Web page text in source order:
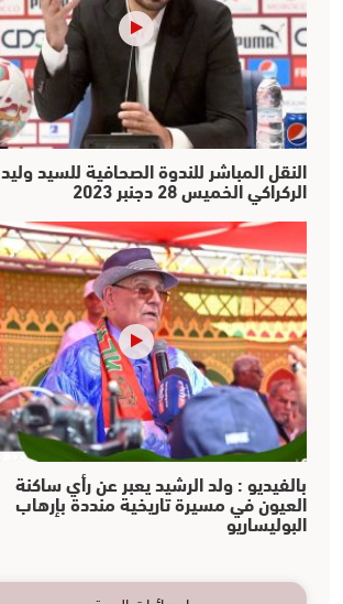
النقل المباشر للندوة الصحافية للسيد وليد
الركراكي الخميس 28 دجنبر 2023
بالفيديو : ولد الرشيد يعبر عن رأي ساكنة
العيون في مسيرة تاريخية منددة بإرهاب
البوليساريو